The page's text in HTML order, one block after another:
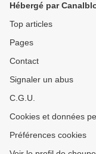
Hébergé par
Top articles
Pages
Contact
Signaler un abus
C.G.U.
Cookies et données
Préférences cookies